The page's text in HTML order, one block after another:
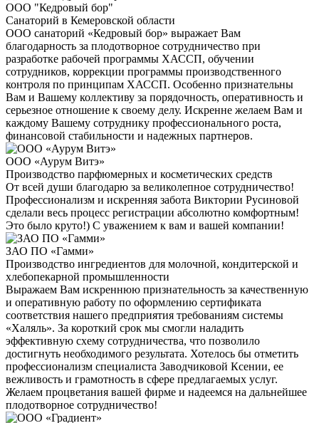
ООО "Кедровый бор"
Санаторий в Кемеровской области
ООО санаторий «Кедровый бор» выражает Вам
благодарность за плодотворное сотрудничество при
разработке рабочей программы ХАССП, обучении
сотрудников, коррекции программы производственного
контроля по принципам ХАССП. Особенно признательны
Вам и Вашему коллективу за порядочность, оперативность и
серьезное отношение к своему делу. Искренне желаем Вам и
каждому Вашему сотруднику профессионального роста,
финансовой стабильности и надежных партнеров.
ООО «Аурум Витэ»
Производство парфюмерных и косметических средств
От всей души благодарю за великолепное сотрудничество!
Профессионализм и искренняя забота Виктории Русиновой
сделали весь процесс регистрации абсолютно комфортным!
Это было круто!) С уважением к вам и вашей компании!
ЗАО ПО «Гамми»
Производство ингредиентов для молочной, кондитерской и
хлебопекарной промышленности
Выражаем Вам искреннюю признательность за качественную
и оперативную работу по оформлению сертификата
соответствия нашего предприятия требованиям системы
«Халяль». За короткий срок мы смогли наладить
эффективную схему сотрудничества, что позволило
достигнуть необходимого результата. Хотелось бы отметить
профессионализм специалиста Заводчиковой Ксении, ее
вежливость и грамотность в сфере предлагаемых услуг.
Желаем процветания вашей фирме и надеемся на дальнейшее
плодотворное сотрудничество!